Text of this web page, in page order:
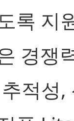
록 지
경쟁
적성,